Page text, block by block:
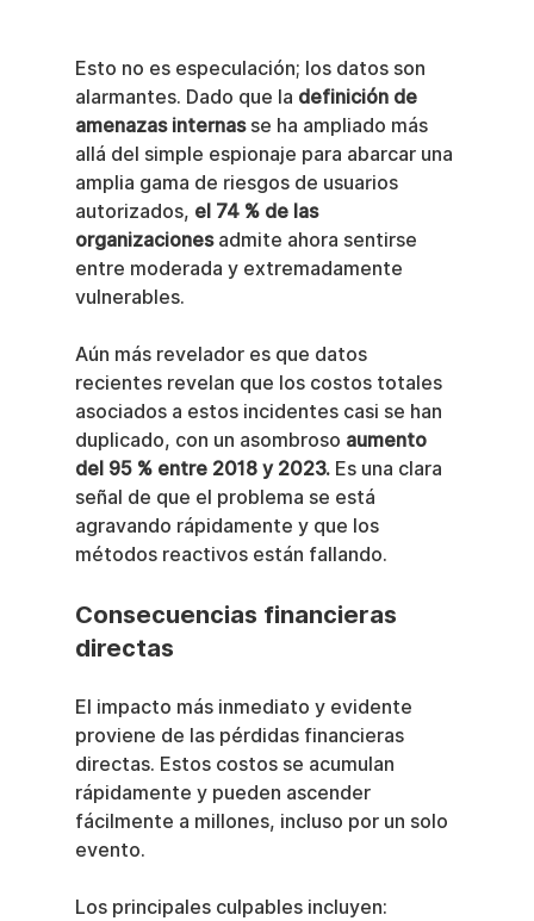
Esto no es especulación; los datos son
alarmantes. Dado que la definición de
amenazas internas se ha ampliado más
allá del simple espionaje para abarcar una
amplia gama de riesgos de usuarios
autorizados, el 74 % de las
organizaciones admite ahora sentirse
entre moderada y extremadamente
vulnerables.
Aún más revelador es que datos
recientes revelan que los costos totales
asociados a estos incidentes casi se han
duplicado, con un asombroso aumento
del 95 % entre 2018 y 2023. Es una clara
señal de que el problema se está
agravando rápidamente y que los
métodos reactivos están fallando.
Consecuencias financieras
directas
El impacto más inmediato y evidente
proviene de las pérdidas financieras
directas. Estos costos se acumulan
rápidamente y pueden ascender
fácilmente a millones, incluso por un solo
evento.
Los principales culpables incluyen: